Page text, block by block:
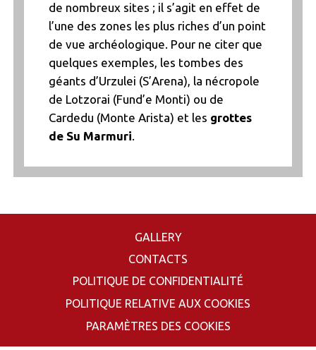
de nombreux sites ; il s’agit en effet de
l’une des zones les plus riches d’un point
de vue archéologique. Pour ne citer que
quelques exemples, les tombes des
géants d’Urzulei (S’Arena), la nécropole
de Lotzorai (Fund’e Monti) ou de
Cardedu (Monte Arista) et les grottes
de Su Marmuri.
GALLERY
CONTACTS
POLITIQUE DE CONFIDENTIALITÉ
POLITIQUE RELATIVE AUX COOKIES
PARAMÈTRES DES COOKIES